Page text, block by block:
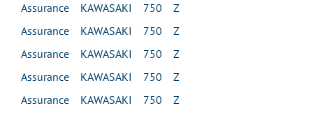
Assurance KAWASAKI 750 Z
Assurance KAWASAKI 750 Z
Assurance KAWASAKI 750 Z
Assurance KAWASAKI 750 Z
Assurance KAWASAKI 750 Z